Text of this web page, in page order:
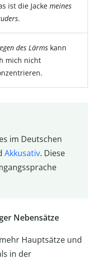
ist die Jacke meines
.
des Lärms kann
mich nicht
im Deutschen
Akkusativ. Diese
Nebensätze
Hauptsätze und
in der